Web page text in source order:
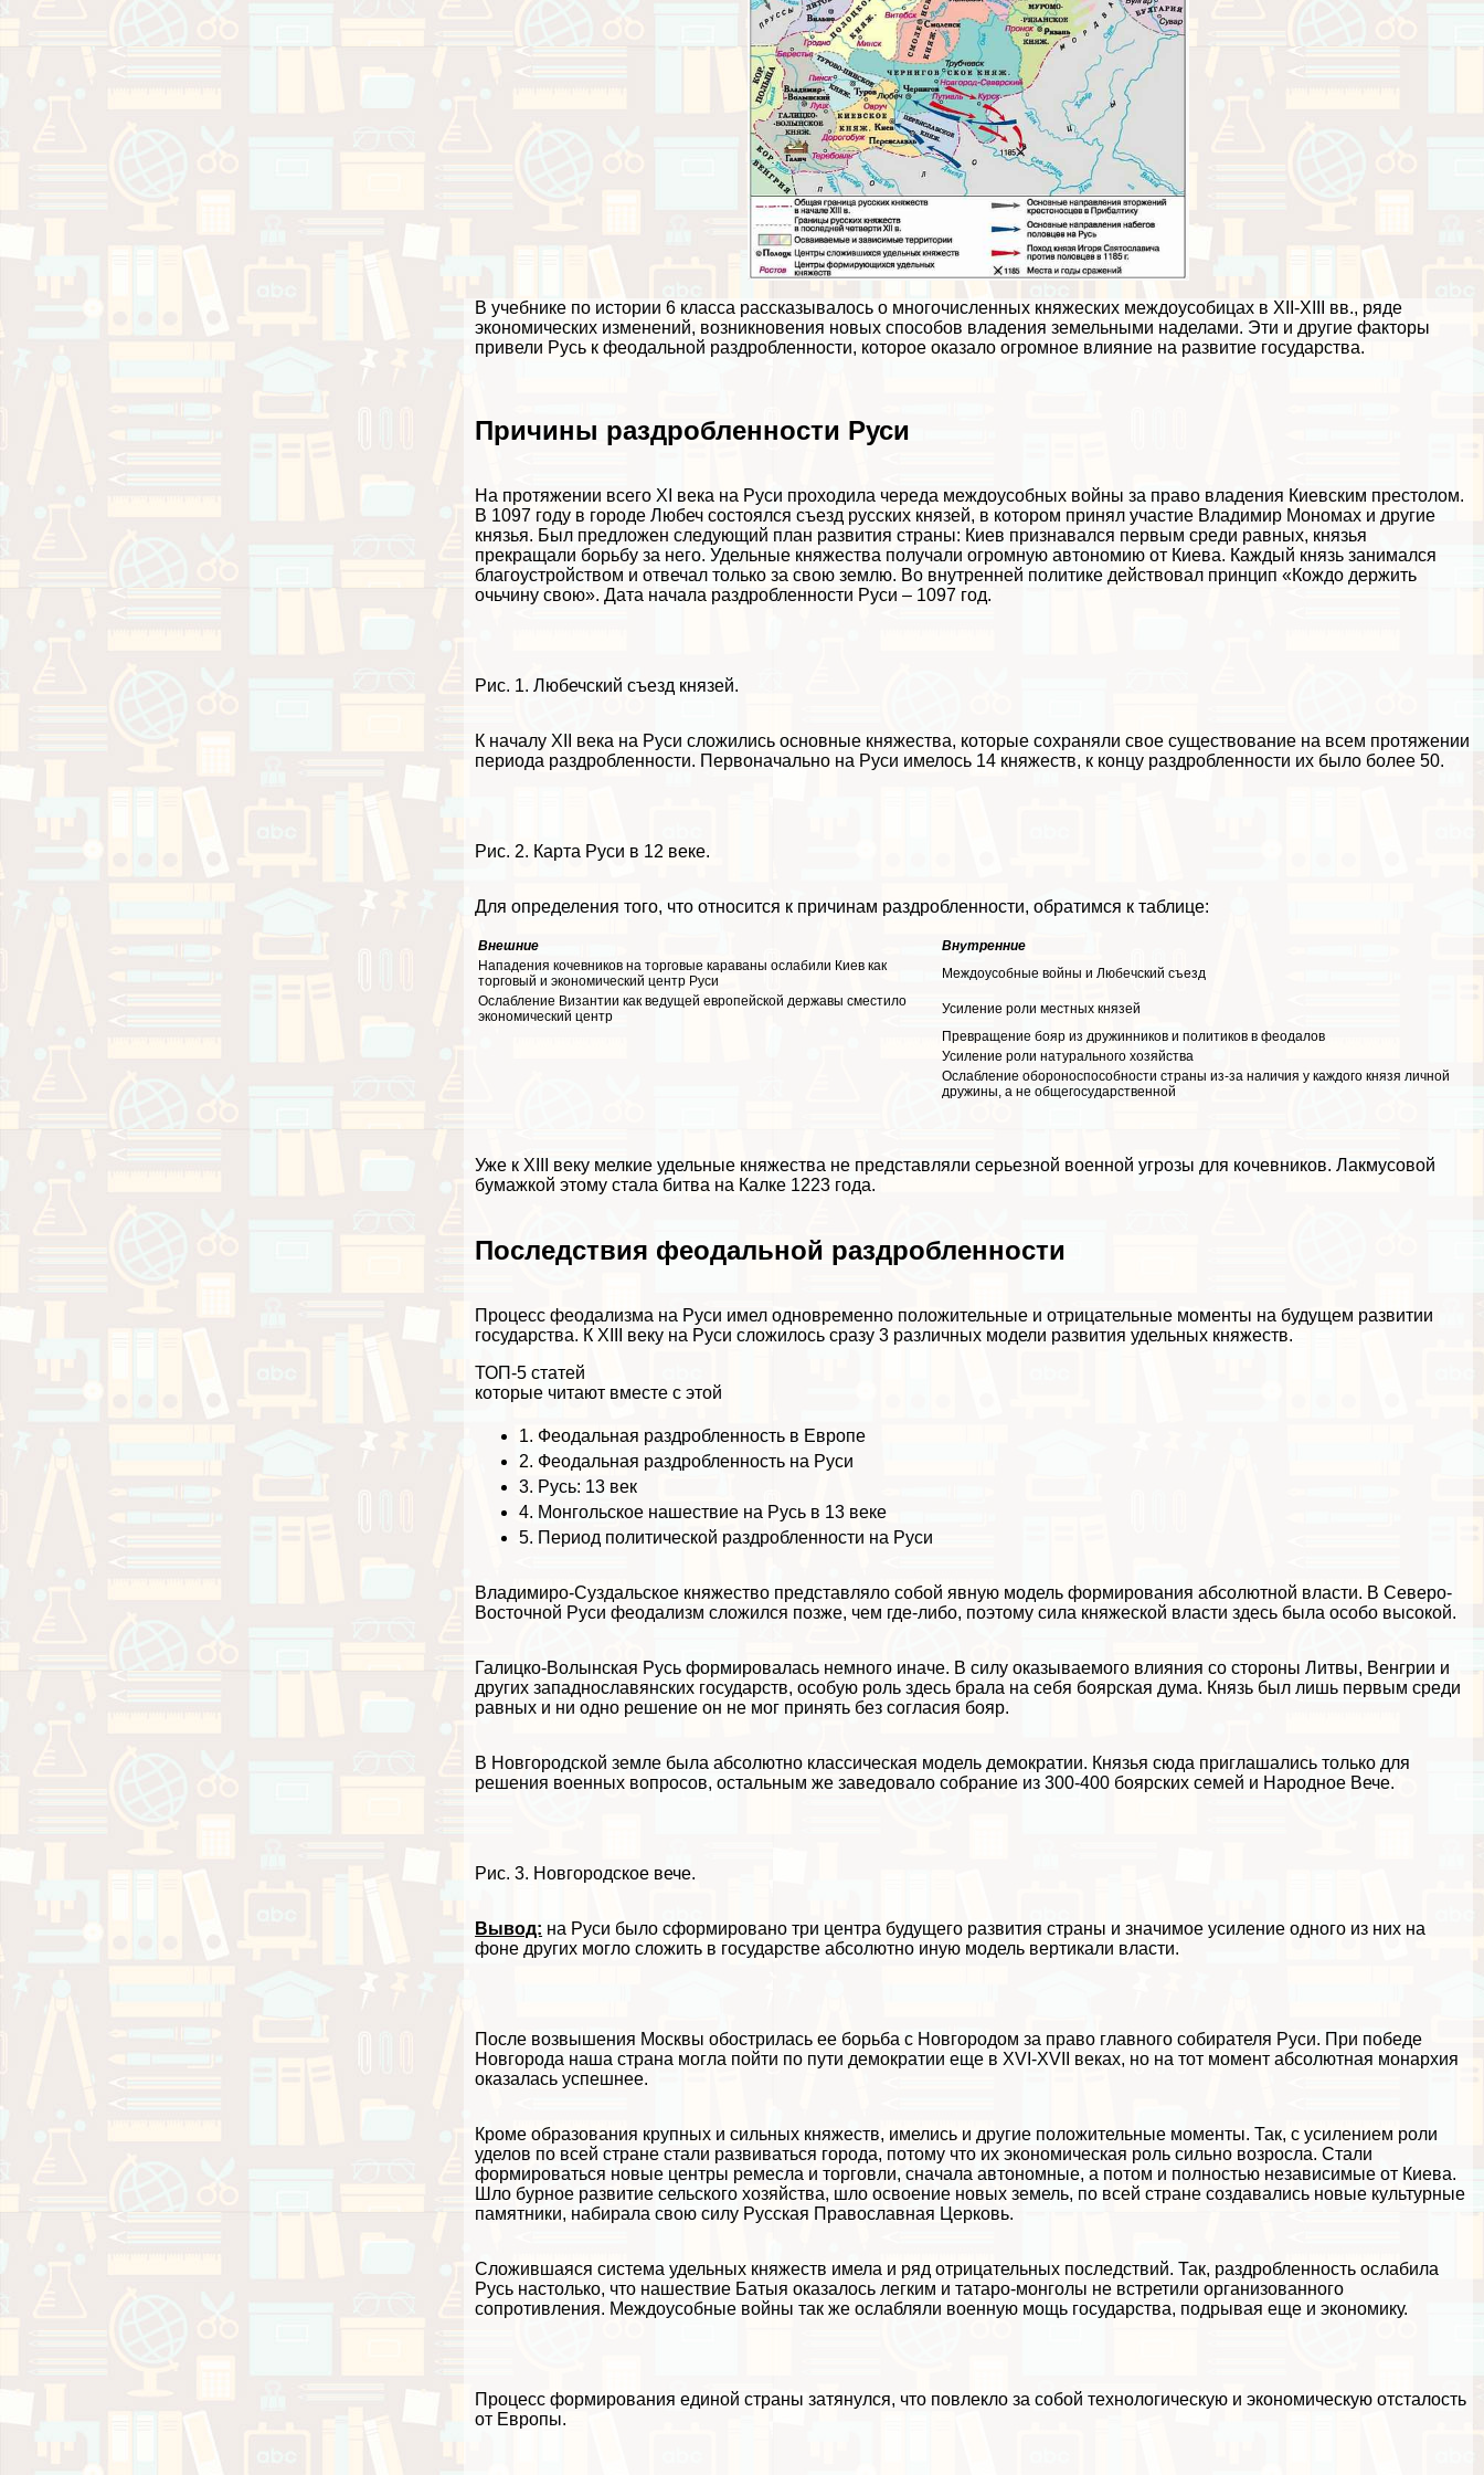
В учебнике по истории 6 класса рассказывалось о многочисленных княжеских междоусобицах в XII-XIII вв., ряде
экономических изменений, возникновения новых способов владения земельными наделами. Эти и другие факторы
привели Русь к феодальной раздробленности, которое оказало огромное влияние на развитие государства.
Причины раздробленности Руси
На протяжении всего XI века на Руси проходила череда междоусобных войны за право владения Киевским престолом.
В 1097 году в городе Любеч состоялся съезд русских князей, в котором принял участие Владимир Мономах и другие
князья. Был предложен следующий план развития страны: Киев признавался первым среди равных, князья
прекращали борьбу за него. Удельные княжества получали огромную автономию от Киева. Каждый князь занимался
благоустройством и отвечал только за свою землю. Во внутренней политике действовал принцип «Кождо держить
очьчину свою». Дата начала раздробленности Руси – 1097 год.
Рис. 1. Любечский съезд князей.
К началу XII века на Руси сложились основные княжества, которые сохраняли свое существование на всем протяжении
периода раздробленности. Первоначально на Руси имелось 14 княжеств, к концу раздробленности их было более 50.
Рис. 2. Карта Руси в 12 веке.
Для определения того, что относится к причинам раздробленности, обратимся к таблице:
Внешние
Внутренние
Нападения кочевников на торговые караваны ослабили Киев как
торговый и экономический центр Руси
Междоусобные войны и Любечский съезд
Ослабление Византии как ведущей европейской державы сместило
экономический центр
Усиление роли местных князей
Превращение бояр из дружинников и политиков в феодалов
Усиление роли натурального хозяйства
Ослабление обороноспособности страны из-за наличия у каждого князя личной
дружины, а не общегосударственной
Уже к XIII веку мелкие удельные княжества не представляли серьезной военной угрозы для кочевников. Лакмусовой
бумажкой этому стала битва на Калке 1223 года.
Последствия феодальной раздробленности
Процесс феодализма на Руси имел одновременно положительные и отрицательные моменты на будущем развитии
государства. К XIII веку на Руси сложилось сразу 3 различных модели развития удельных княжеств.
ТОП-5 статей
которые читают вместе с этой
1. Феодальная раздробленность в Европе
2. Феодальная раздробленность на Руси
3. Русь: 13 век
4. Монгольское нашествие на Русь в 13 веке
5. Период политической раздробленности на Руси
Владимиро-Суздальское княжество представляло собой явную модель формирования абсолютной власти. В Северо-
Восточной Руси феодализм сложился позже, чем где-либо, поэтому сила княжеской власти здесь была особо высокой.
Галицко-Волынская Русь формировалась немного иначе. В силу оказываемого влияния со стороны Литвы, Венгрии и
других западнославянских государств, особую роль здесь брала на себя боярская дума. Князь был лишь первым среди
равных и ни одно решение он не мог принять без согласия бояр.
В Новгородской земле была абсолютно классическая модель демократии. Князья сюда приглашались только для
решения военных вопросов, остальным же заведовало собрание из 300-400 боярских семей и Народное Вече.
Рис. 3. Новгородское вече.
Вывод: на Руси было сформировано три центра будущего развития страны и значимое усиление одного из них на
фоне других могло сложить в государстве абсолютно иную модель вертикали власти.
После возвышения Москвы обострилась ее борьба с Новгородом за право главного собирателя Руси. При победе
Новгорода наша страна могла пойти по пути демократии еще в XVI-XVII веках, но на тот момент абсолютная монархия
оказалась успешнее.
Кроме образования крупных и сильных княжеств, имелись и другие положительные моменты. Так, с усилением роли
уделов по всей стране стали развиваться города, потому что их экономическая роль сильно возросла. Стали
формироваться новые центры ремесла и торговли, сначала автономные, а потом и полностью независимые от Киева.
Шло бурное развитие сельского хозяйства, шло освоение новых земель, по всей стране создавались новые культурные
памятники, набирала свою силу Русская Православная Церковь.
Сложившаяся система удельных княжеств имела и ряд отрицательных последствий. Так, раздробленность ослабила
Русь настолько, что нашествие Батыя оказалось легким и татаро-монголы не встретили организованного
сопротивления. Междоусобные войны так же ослабляли военную мощь государства, подрывая еще и экономику.
Процесс формирования единой страны затянулся, что повлекло за собой технологическую и экономическую отсталость
от Европы.